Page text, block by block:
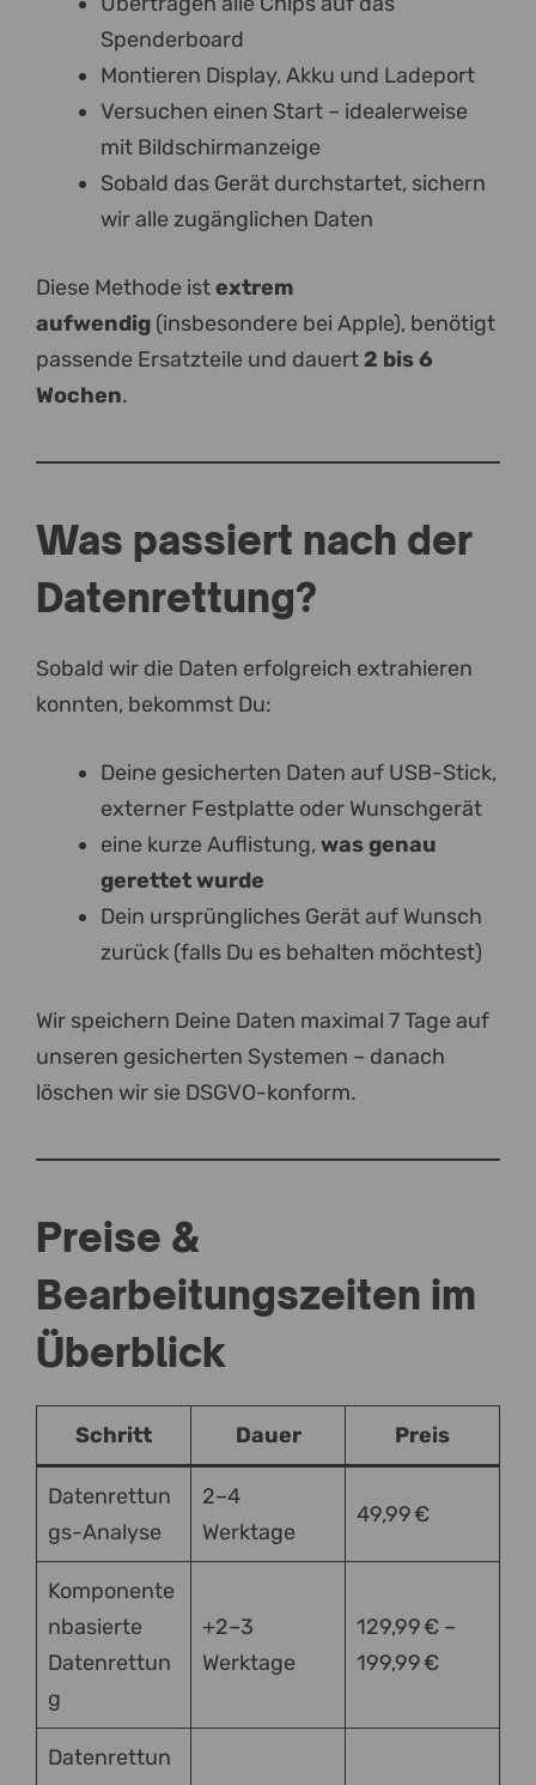
Spenderboard
Montieren Display, Akku und Ladeport
Versuchen einen Start – idealerweise
mit Bildschirmanzeige
Sobald das Gerät durchstartet, sichern
wir alle zugänglichen Daten
Diese Methode istextrem
aufwendig (insbesondere bei Apple), benötigt
passende Ersatzteile und dauert2 bis 6
Wochen.
Was passiert nach der
Datenrettung?
Sobald wir die Daten erfolgreich extrahieren
konnten, bekommst Du:
Deine gesicherten Daten auf USB-Stick,
externer Festplatte oder Wunschgerät
eine kurze Auflistung,was genau
gerettet wurde
Dein ursprüngliches Gerät auf Wunsch
zurück (falls Du es behalten möchtest)
Wir speichern Deine Daten maximal 7 Tage auf
unseren gesicherten Systemen – danach
löschen wir sie DSGVO-konform.
Preise &
Bearbeitungszeiten im
Überblick
Schritt Dauer Preis
Datenrettun
gs-Analyse
2–4
Werktage
49,99 €
Komponente
nbasierte
Datenrettun
g
+2–3
Werktage
129,99 € –
199,99 €
Datenrettun